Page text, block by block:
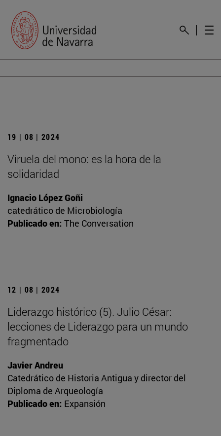
19 | 08 | 2024
Viruela del mono: es la hora de la
solidaridad
Ignacio López Goñi
catedrático de Microbiología
Publicado en: The Conversation
12 | 08 | 2024
Liderazgo histórico (5). Julio César:
lecciones de Liderazgo para un mundo
fragmentado
Javier Andreu
Catedrático de Historia Antigua y director del
Diploma de Arqueología
Publicado en: Expansión